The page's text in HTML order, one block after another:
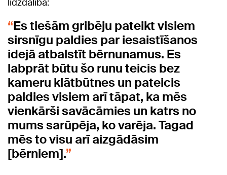
līdzdalība:
Es tiešām gribēju pateikt visiem
sirsnīgu paldies par iesaistīšanos
idejā atbalstīt bērnunamus. Es
labprāt būtu šo runu teicis bez
kameru klātbūtnes un pateicis
paldies visiem arī tāpat, ka mēs
vienkārši savācāmies un katrs no
mums sarūpēja, ko varēja. Tagad
mēs to visu arī aizgādāsim
[bērniem].